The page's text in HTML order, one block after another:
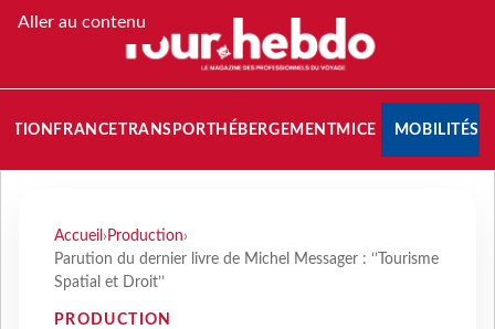
Aller au contenu
FRANCETRANSPORT HÉBERGEMENTMICE MOBILITÉS
Accueil › Production›
Parution du dernier livre de Michel Messager : ‘’Tourisme
Spatial et Droit’’
PRODUCTION